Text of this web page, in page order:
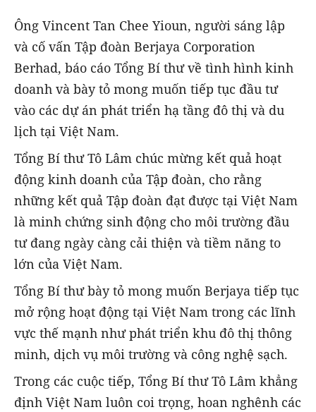
Ông Vincent Tan Chee Yioun, người sáng lập
và cố vấn Tập đoàn Berjaya Corporation
Berhad, báo cáo Tổng Bí thư về tình hình kinh
doanh và bày tỏ mong muốn tiếp tục đầu tư
vào các dự án phát triển hạ tầng đô thị và du
lịch tại Việt Nam.
Tổng Bí thư Tô Lâm chúc mừng kết quả hoạt
động kinh doanh của Tập đoàn, cho rằng
những kết quả Tập đoàn đạt được tại Việt Nam
là minh chứng sinh động cho môi trường đầu
tư đang ngày càng cải thiện và tiềm năng to
lớn của Việt Nam.
Tổng Bí thư bày tỏ mong muốn Berjaya tiếp tục
mở rộng hoạt động tại Việt Nam trong các lĩnh
vực thế mạnh như phát triển khu đô thị thông
minh, dịch vụ môi trường và công nghệ sạch.
Trong các cuộc tiếp, Tổng Bí thư Tô Lâm khẳng
định Việt Nam luôn coi trọng, hoan nghênh các